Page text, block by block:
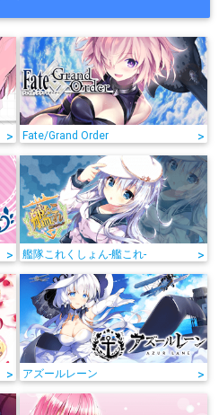
> Fate/Grand Order >
> 艦隊これくしょん-艦これ- >
> アズールレーン >